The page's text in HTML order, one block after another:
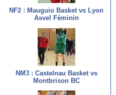
NF2 : Mauguio Basket vs Lyon
Asvel Féminin
NM3 : Castelnau Basket vs
Montbrison BC